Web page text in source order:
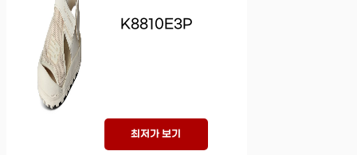
K8810E3P
최저가 보기